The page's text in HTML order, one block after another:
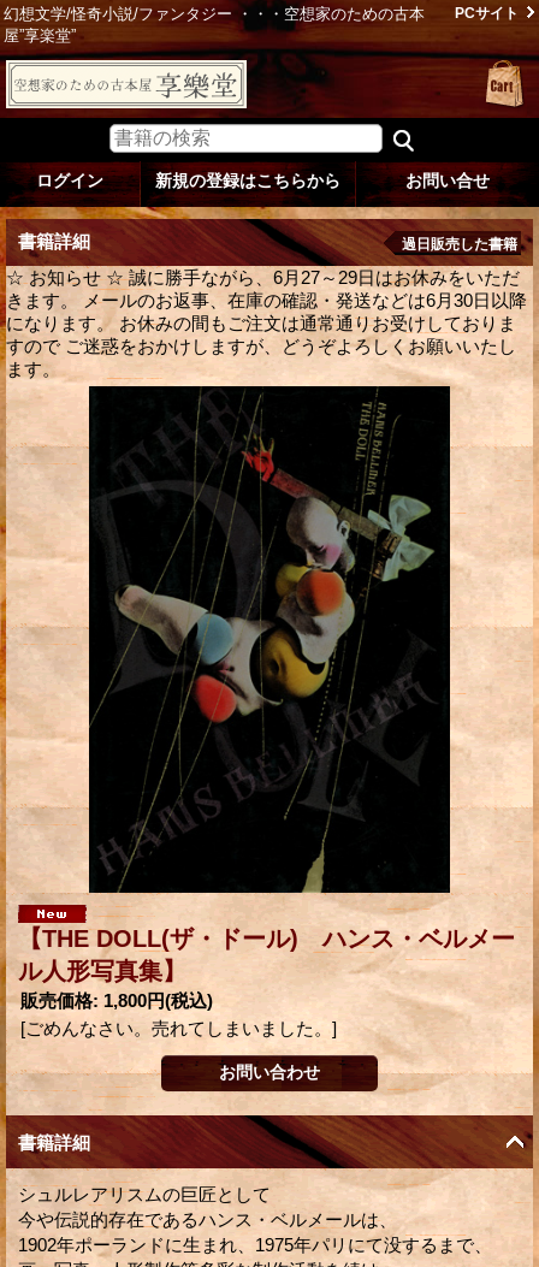
幻想文学/怪奇小説/ファンタジー ・・・空想家のための古本
屋”享楽堂”
PCサイト
ログイン 新規の登録はこちらから お問い合せ
書籍詳細 過日販売した書籍
☆ お知らせ ☆ 誠に勝手ながら、6月27～29日はお休みをいただ
きます。 メールのお返事、在庫の確認・発送などは6月30日以降
になります。 お休みの間もご注文は通常通りお受けしておりま
すので ご迷惑をおかけしますが、どうぞよろしくお願いいたし
ます。
【THE DOLL(ザ・ドール) ハンス・ベルメー
ル人形写真集】
販売価格: 1,800円(税込)
[ごめんなさい。売れてしまいました。]
書籍詳細
シュルレアリスムの巨匠として
今や伝説的存在であるハンス・ベルメールは、
1902年ポーランドに生まれ、1975年パリにて没するまで、